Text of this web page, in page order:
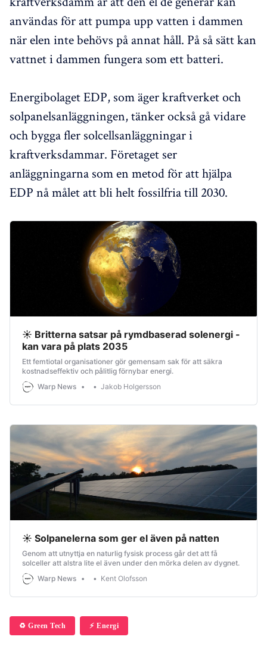
användas för att pumpa upp vatten i dammen
när elen inte behövs på annat håll. På så sätt kan
vattnet i dammen fungera som ett batteri.
Energibolaget EDP, som äger kraftverket och
solpanelsanläggningen, tänker också gå vidare
och bygga fler solcellsanläggningar i
kraftverksdammar. Företaget ser
anläggningarna som en metod för att hjälpa
EDP nå målet att bli helt fossilfria till 2030.
☀ Britterna satsar på rymdbaserad solenergi -
kan vara på plats 2035
Ett femtiotal organisationer gör gemensam sak för att säkra
kostnadseffektiv och pålitlig förnybar energi.
Warp News
Jakob Holgersson
☀ Solpanelerna som ger el även på natten
Genom att utnyttja en naturlig fysisk process går det att få
solceller att alstra lite el även under den mörka delen av dygnet.
Warp News
Kent Olofsson
♻️ Green Tech ⚡️ Energi